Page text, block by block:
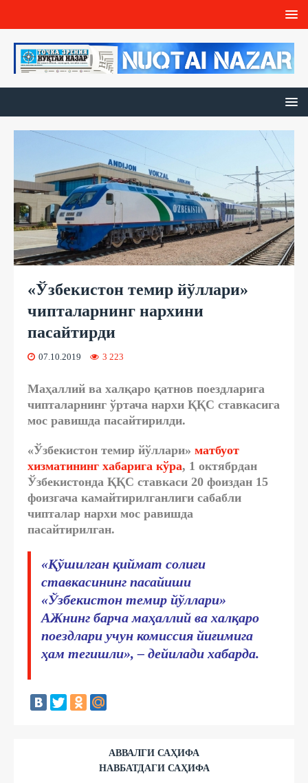
«Ўзбекистон темир йўллари»
чипталарнинг нархини
пасайтирди
07.10.2019 3 223
Маҳаллий ва халқаро қатнов поездларига
чипталарнинг ўртача нархи ҚҚС ставкасига
мос равишда пасайтирилди.
«Ўзбекистон темир йўллари» матбуот
хизматининг хабарига кўра, 1 октябрдан
Ўзбекистонда ҚҚС ставкаси 20 фоиздан 15
фоизгача камайтирилганлиги сабабли
чипталар нархи мос равишда
пасайтирилган.
«Қўшилган қиймат солиғи
ставкасининг пасайиши
«Ўзбекистон темир йўллари»
АЖнинг барча маҳаллий ва халқаро
поездлари учун комиссия йиғимига
ҳам тегишли», – дейилади хабарда.
АВВАЛГИ САҲИФА
НАВБАТДАГИ САҲИФА